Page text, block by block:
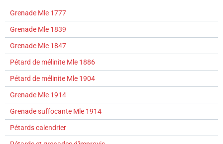
Grenade Mle 1777
Grenade Mle 1839
Grenade Mle 1847
Pétard de mélinite Mle 1886
Pétard de mélinite Mle 1904
Grenade Mle 1914
Grenade suffocante Mle 1914
Pétards calendrier